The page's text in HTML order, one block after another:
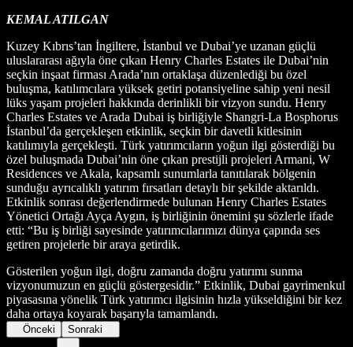
KEMAL ATILGAN
Kuzey Kıbrıs’tan İngiltere, İstanbul ve Dubai’ye uzanan güçlü
uluslararası ağıyla öne çıkan Henry Charles Estates ile Dubai’nin
seçkin inşaat firması Arada’nın ortaklaşa düzenlediği bu özel
buluşma, katılımcılara yüksek getiri potansiyeline sahip yeni nesil
lüks yaşam projeleri hakkında derinlikli bir vizyon sundu. Henry
Charles Estates ve Arada Dubai iş birliğiyle Shangri-La Bosphorus
İstanbul’da gerçekleşen etkinlik, seçkin bir davetli kitlesinin
katılımıyla gerçekleşti. Türk yatırımcıların yoğun ilgi gösterdiği bu
özel buluşmada Dubai’nin öne çıkan prestijli projeleri Armani, W
Residences ve Akala, kapsamlı sunumlarla tanıtılarak bölgenin
sunduğu ayrıcalıklı yatırım fırsatları detaylı bir şekilde aktarıldı.
Etkinlik sonrası değerlendirmede bulunan Henry Charles Estates
Yönetici Ortağı Ayça Aygın, iş birliğinin önemini şu sözlerle ifade
etti: “Bu iş birliği sayesinde yatırımcılarımızı dünya çapında ses
getiren projelerle bir araya getirdik.
Gösterilen yoğun ilgi, doğru zamanda doğru yatırımı sunma
vizyonumuzun en güçlü göstergesidir.” Etkinlik, Dubai gayrimenkul
piyasasına yönelik Türk yatırımcı ilgisinin hızla yükseldiğini bir kez
daha ortaya koyarak başarıyla tamamlandı.
Önceki Sonraki